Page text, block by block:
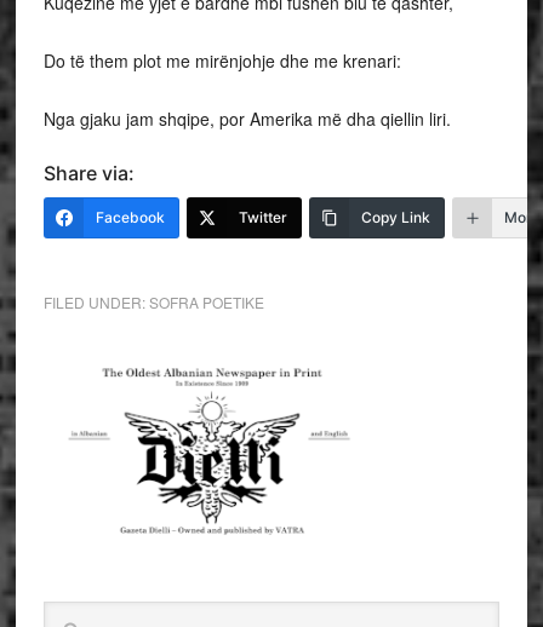
Do të them plot me mirënjohje dhe me krenari:
Nga gjaku jam shqipe, por Amerika më dha qiellin liri.
Share via:
Facebook Twitter Copy Link More
FILED UNDER:SOFRA POETIKE